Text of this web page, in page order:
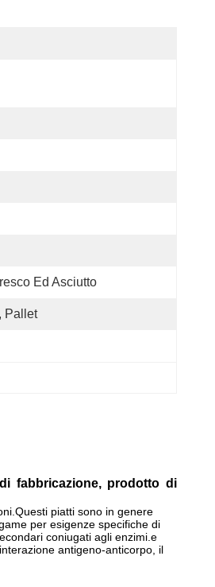
Ed Asciutto
Pallet
fabbricazione, prodotto di
piatti sono in genere
per esigenze specifiche di
coniugati agli enzimi.e
antigeno-anticorpo, il